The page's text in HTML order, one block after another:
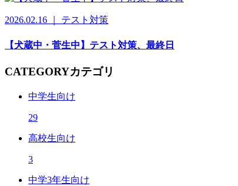
2026.02.16 ｜ テスト対策
【犬蔵中・菅生中】テスト対策、最終日
CATEGORYカテゴリ
中学生向け
29
高校生向け
3
中学3年生向け